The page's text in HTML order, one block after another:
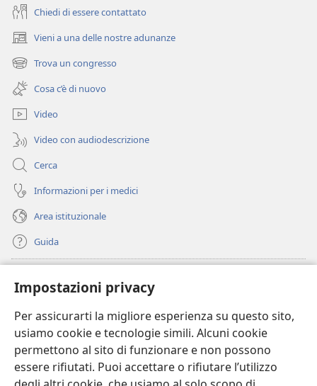
Impostazioni privacy
Per assicurarti la migliore esperienza su questo sito,
usiamo cookie e tecnologie simili. Alcuni cookie
permettono al sito di funzionare e non possono
essere rifiutati. Puoi accettare o rifiutare l’utilizzo
Chiedi di essere contattato
Vieni a una delle nostre adunanze
(apre
una
nuova
finestra)
Trova un congresso
(apre
una
nuova
finestra)
Cosa c’è di nuovo
Video
Video con audiodescrizione
Cerca
Informazioni per i medici
Area istituzionale
Guida
(apre
una
nuova
finestra)
BIBLIOTECA ONLINE Watchtower
(apre
una
nuova
finestra)
JW Hub
(apre
una
nuovaJW Library